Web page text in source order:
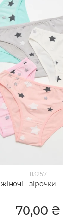
113257
- зірочки
70,00 ₴